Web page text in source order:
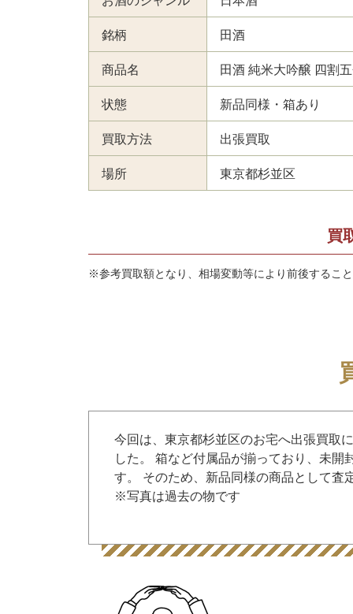
銘柄 田酒
商品名 田酒 純米大吟醸 四割
状態 新品同様・箱あり
買取方法 出張買取
場所 東京都杉並区
買
※参考買取額となり、相場変動等により前後するこ
今回は、東京都杉並区のお宅へ出張買取
した。 箱など付属品が揃っており、未
す。 そのため、新品同様の商品として査
※写真は過去の物です